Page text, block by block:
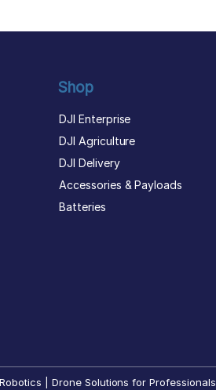
Shop
DJI Enterprise
DJI Agriculture
DJI Delivery
Accessories & Payloads
Batteries
| Drone Solutions for Professionals